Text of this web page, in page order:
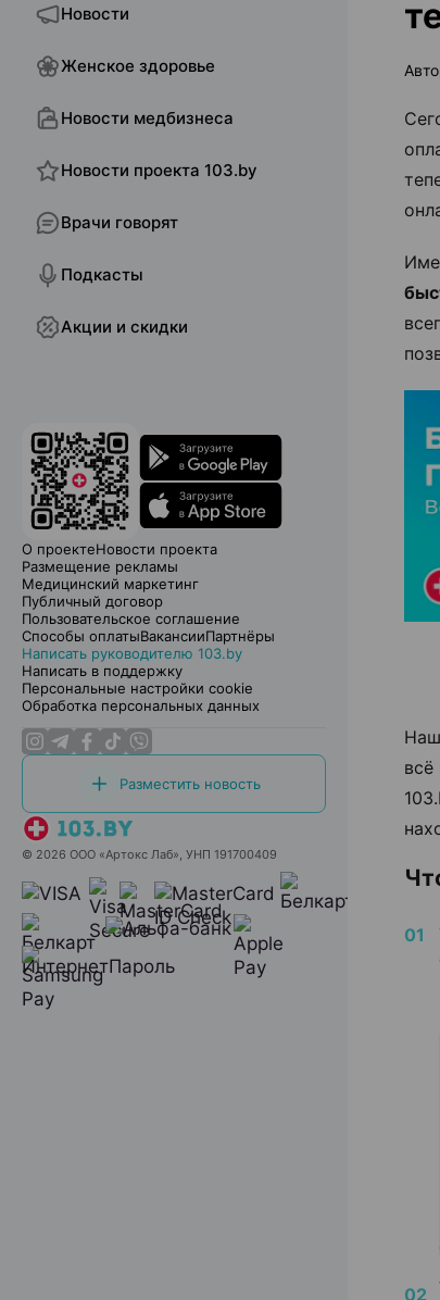
Новости
Женское здоровье
Новости медбизнеса
Новости проекта 103.by
Врачи говорят
Подкасты
Акции и скидки
О проектеНовости проекта
Размещение рекламы
Медицинский маркетинг
Публичный договор
Пользовательское соглашение
Способы оплатыВакансииПартнёры
Написать руководителю 103.by
Написать в поддержку
Персональные настройки cookie
Обработка персональных данных
Разместить новость
© 2026 ООО «Артокс Лаб», УНП 191700409
всё